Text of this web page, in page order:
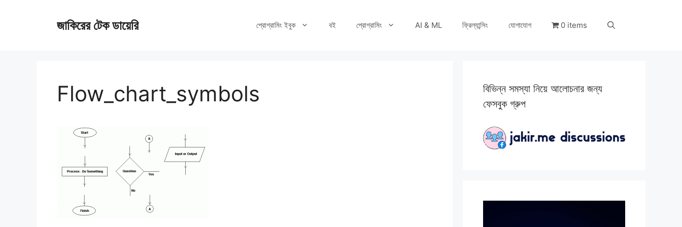
জাকিরের টেক ডায়েরি প্রোগ্রামিং ইবুক বই প্রোগ্রামিং AI & ML ফ্রিল্যান্সিং যোগাযোগ 0 items
Flow_chart_symbols
বিভিন্ন সমস্যা নিয়ে আলোচনার জন্য
ফেসবুক গ্রুপ